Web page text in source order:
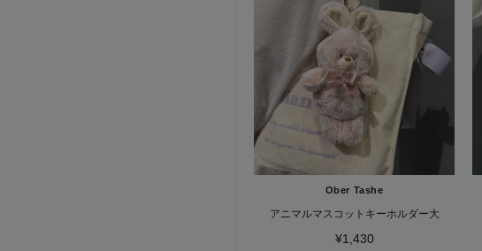
Ober Tashe
アニマルマスコットキーホルダー大
¥1,430